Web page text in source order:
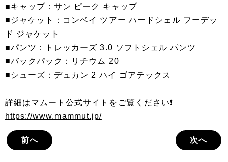
■キャップ：サン ピーク キャップ
■ジャケット：コンベイ ツアー ハードシェル フーデッ
ド ジャケット
■パンツ：トレッカーズ 3.0 ソフトシェル パンツ
■バックパック：リチウム 20
■シューズ：デュカン 2 ハイ ゴアテックス
詳細はマムート公式サイトをご覧ください❗️
https://www.mammut.jp/
前へ 次へ